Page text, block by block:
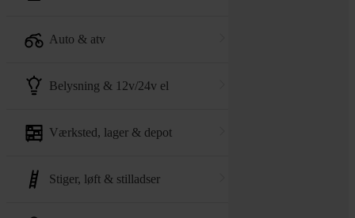
auto & atv
belysning & 12v/24v el
værksted, lager & depot
stiger, løft & stilladser